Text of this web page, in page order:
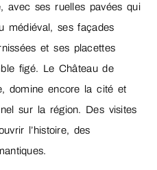
avec ses ruelles pavées qui
médiéval, ses façades
et ses placettes
figé. Le Château de
domine encore la cité et
sur la région. Des visites
l’histoire, des